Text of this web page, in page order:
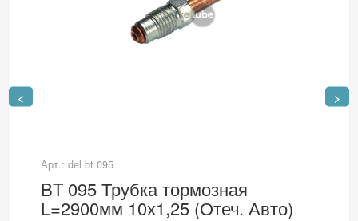
< >
Арт.: del bt 095
BT 095 Трубка тормозная
L=2900мм 10х1,25 (Отеч. Авто)